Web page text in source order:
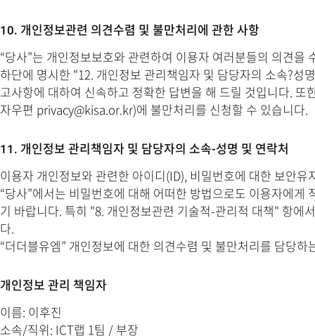
10. 개인정보관련 의견수렴 및 불만처리에 관한 사항
“당사”는 개인정보보호와 관련하여 이용자 여러분들의 의견
하단에 명시한 "12. 개인정보 관리책임자 및 담당자의 소속?성
고사항에 대하여 신속하고 정확한 답변을 해 드릴 것입니다.
자우편 privacy@kisa.or.kr)에 불만처리를 신청할 수 있습니다.
11. 개인정보 관리책임자 및 담당자의 소속-성명 및 연락처
이용자 개인정보와 관련한 아이디(ID), 비밀번호에 대한 보안
“당사”에서는 비밀번호에 대해 어떠한 방법으로도 이용자에
기 바랍니다. 특히 "8. 개인정보관련 기술적-관리적 대책" 항에
다.
“더더블유엠” 개인정보에 대한 의견수렴 및 불만처리를 담당
개인정보 관리 책임자
이름: 이후진
소속/직위: ICT랩 1팀 / 부장